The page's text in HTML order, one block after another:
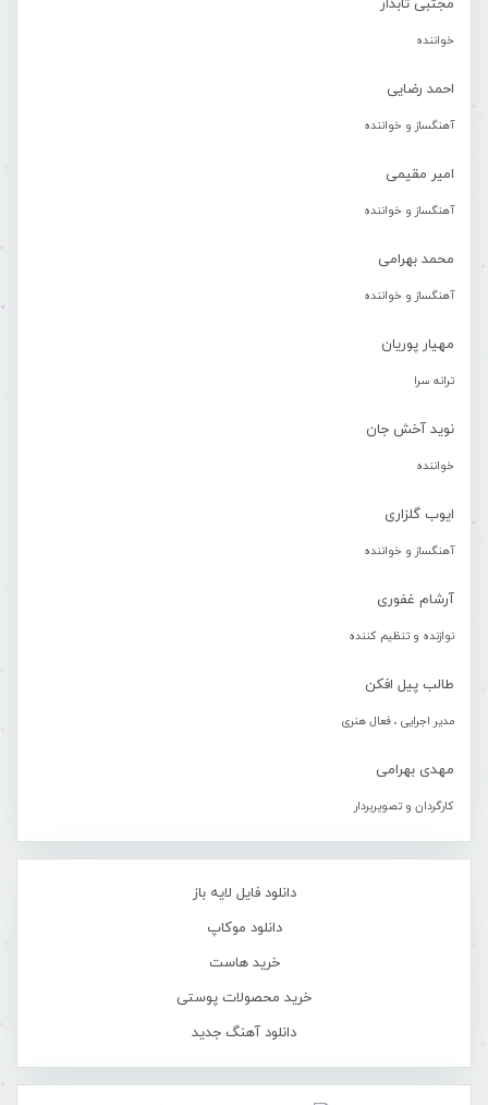
مجتبی تابدار
خواننده
احمد رضایی
آهنگساز و خواننده
امیر مقیمی
آهنگساز و خواننده
محمد بهرامی
آهنگساز و خواننده
مهیار پوریان
ترانه سرا
نوید آخش جان
خواننده
ایوب گلزاری
آهنگساز و خواننده
آرشام غفوری
نوازنده و تنظیم کننده
طالب پیل افکن
مدیر اجرایی ، فعال هنری
مهدی بهرامی
کارگردان و تصویربردار
دانلود فایل لایه باز
دانلود موکاپ
خرید هاست
خرید محصولات پوستی
دانلود آهنگ جدید